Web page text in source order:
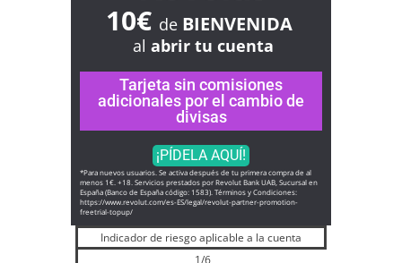
10€ de BIENVENIDA
al abrir tu cuenta
Tarjeta sin comisiones
adicionales por el cambio de
divisas
¡PÍDELA AQUÍ!
*Para nuevos usuarios. Se activa después de tu primera compra de al
menos 1€. +18. Servicios prestados por Revolut Bank UAB, Sucursal en
España (Banco de España código: 1583). Términos y Condiciones:
https://www.revolut.com/es-ES/legal/revolut-partner-promotion-
freetrial-topup/
Indicador de riesgo aplicable a la cuenta
1/6